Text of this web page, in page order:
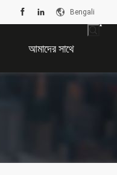
Bengali
আমাদের সাথে
যোগাযোগ করুন